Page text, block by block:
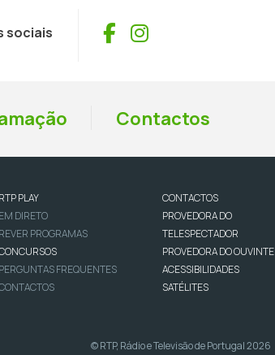
sociais Facebook
Instagram
Contactos
RTP PLAY
EM DIRETO
REVER PROGRAMAS
PERGUNTAS FREQUENTES
CONTACTOS
PROVEDORA DO
TELESPECTADOR
PROVEDORA DO OUVINTE
ACESSIBILIDADES
SATÉLITES
© RTP, Rádio e Televisão de Portugal 2026